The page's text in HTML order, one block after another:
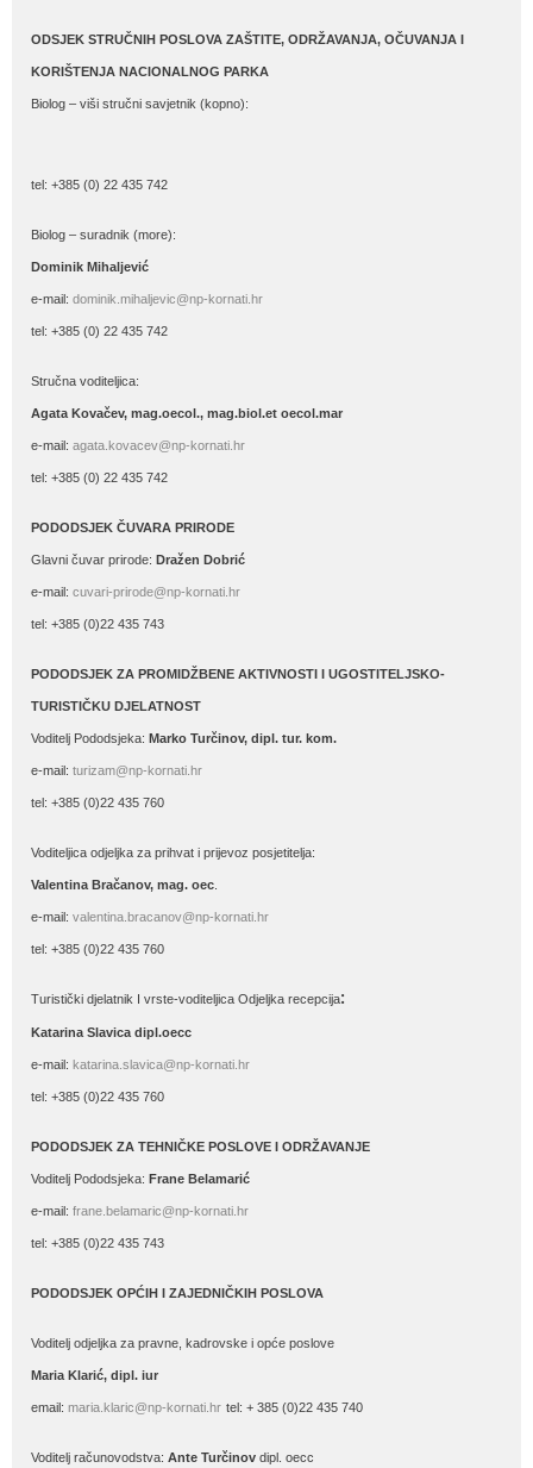
ODSJEK STRUČNIH POSLOVA ZAŠTITE, ODRŽAVANJA, OČUVANJA I
KORIŠTENJA NACIONALNOG PARKA
Biolog – viši stručni savjetnik (kopno):
tel: +385 (0) 22 435 742
Biolog – suradnik (more):
Dominik Mihaljević
e-mail: dominik.mihaljevic@np-kornati.hr
tel: +385 (0) 22 435 742
Stručna voditeljica:
Agata Kovačev, mag.oecol., mag.biol.et oecol.mar
e-mail: agata.kovacev@np-kornati.hr
tel: +385 (0) 22 435 742
PODODSJEK ČUVARA PRIRODE
Glavni čuvar prirode: Dražen Dobrić
e-mail: cuvari-prirode@np-kornati.hr
tel: +385 (0)22 435 743
PODODSJEK ZA PROMIDŽBENE AKTIVNOSTI I UGOSTITELJSKO-
TURISTIČKU DJELATNOST
Voditelj Pododsjeka: Marko Turčinov, dipl. tur. kom.
e-mail: turizam@np-kornati.hr
tel: +385 (0)22 435 760
Voditeljica odjeljka za prihvat i prijevoz posjetitelja:
Valentina Bračanov, mag. oec
e-mail: valentina.bracanov@np-kornati.hr
tel: +385 (0)22 435 760
Turistički djelatnik I vrste-voditeljica Odjeljka recepcija:
Katarina Slavica dipl.oecc
e-mail: katarina.slavica@np-kornati.hr
tel: +385 (0)22 435 760
PODODSJEK ZA TEHNIČKE POSLOVE I ODRŽAVANJE
Voditelj Pododsjeka: Frane Belamarić
e-mail: frane.belamaric@np-kornati.hr
tel: +385 (0)22 435 743
PODODSJEK OPĆIH I ZAJEDNIČKIH POSLOVA
Voditelj odjeljka za pravne, kadrovske i opće poslove
Maria Klarić, dipl. iur
email: maria.klaric@np-kornati.hr tel: + 385 (0)22 435 740
Voditelj računovodstva: Ante Turčinov dipl. oecc